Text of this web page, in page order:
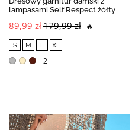
lampasami Self Respect żółty
89,99 zł179,99 zł 🔥
S M L XL
+2